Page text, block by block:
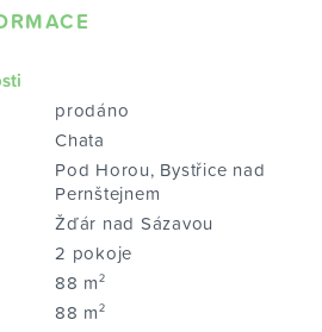
prodáno
Chata
Pod Horou, Bystřice nad
Pernštejnem
Žďár nad Sázavou
2 pokoje
88 m²
88 m²